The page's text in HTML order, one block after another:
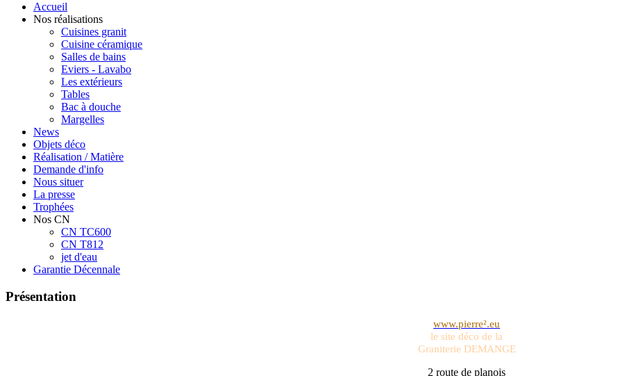
Accueil
Nos réalisations
Cuisines granit
Cuisine céramique
Salles de bains
Eviers - Lavabo
Les extérieurs
Tables
Bac à douche
Margelles
News
Objets déco
Réalisation / Matière
Demande d'info
Nous situer
La presse
Trophées
Nos CN
CN TC600
CN T812
jet d'eau
Garantie Décennale
Présentation
www.pierre².eu
le site déco de la
Graniterie DEMANGE
2 route de planois